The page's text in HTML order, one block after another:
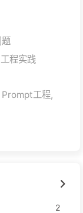
程实践
工程,
2